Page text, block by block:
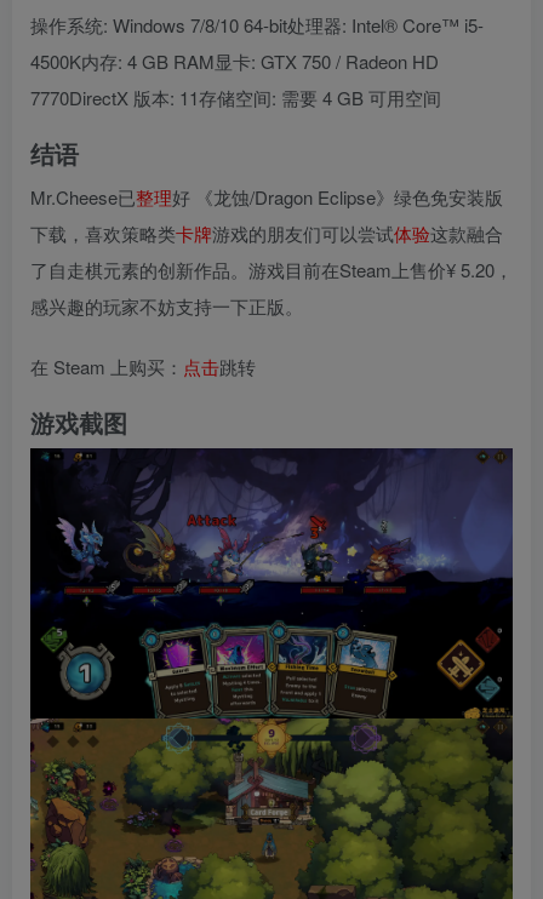
操作系统: Windows 7/8/10 64-bit处理器: Intel® Core™ i5-
4500K内存: 4 GB RAM显卡: GTX 750 / Radeon HD
7770DirectX 版本: 11存储空间: 需要 4 GB 可用空间
结语
Mr.Cheese已整理好 《龙蚀/Dragon Eclipse》绿色免安装版
下载，喜欢策略类卡牌游戏的朋友们可以尝试体验这款融合
了自走棋元素的创新作品。游戏目前在Steam上售价¥ 5.20，
感兴趣的玩家不妨支持一下正版。
在 Steam 上购买： 点击跳转
游戏截图